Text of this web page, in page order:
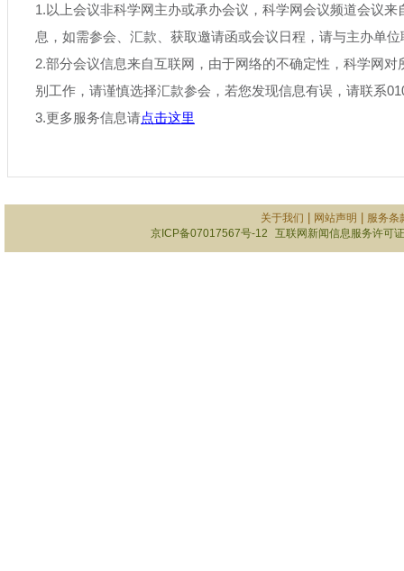
1.以上会议非科学网主办或承办会议，科学网会议频道会议
息，如需参会、汇款、获取邀请函或会议日程，请与主办单位
2.部分会议信息来自互联网，由于网络的不确定性，科学网
别工作，请谨慎选择汇款参会，若您发现信息有误，请联系
3.更多服务信息请点击这里
关于我们 网站声明
服务条
京ICP备07017567号-12
互联网新闻信息服务许可证